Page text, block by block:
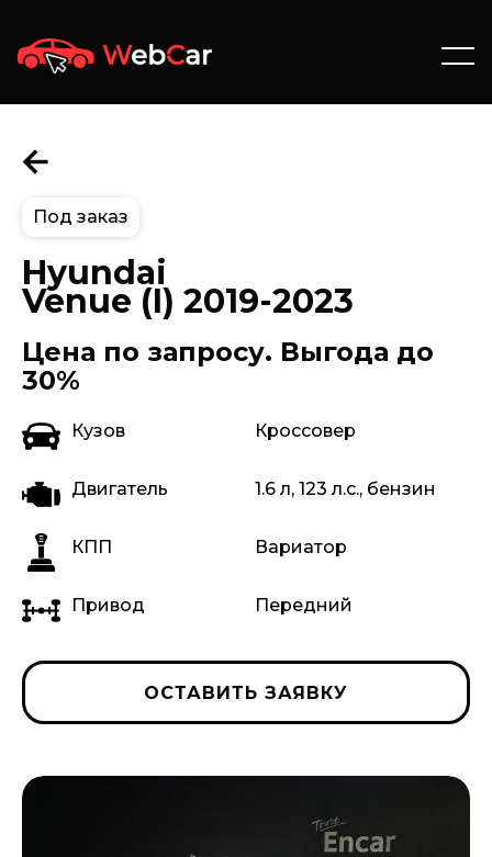
Под заказ
Hyundai
Venue (I) 2019-2023
Цена по запросу. Выгода до
30%
Кузов Кроссовер
Двигатель 1.6 л, 123 л.с., бензин
КПП Вариатор
Привод Передний
ОСТАВИТЬ ЗАЯВКУ